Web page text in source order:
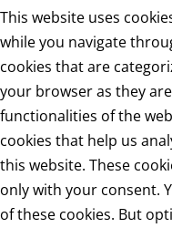
This website uses
while you navigate
cookies that are
your browser as they
functionalities of the
cookies that help us
this website. These
only with your consent.
of these cookies. But